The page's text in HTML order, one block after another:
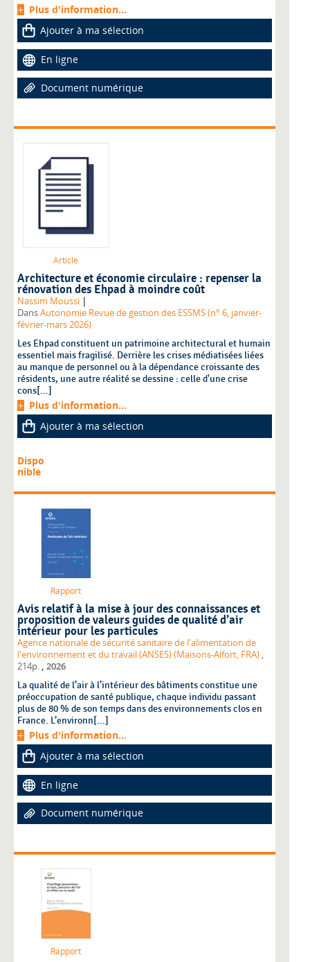
Plus d'information...
Ajouter à ma sélection
En ligne
Document numérique
Article
Architecture et économie circulaire : repenser la
rénovation des Ehpad à moindre coût
Nassim Moussi |
DansAutonomie Revue de gestion des ESSMS (n° 6, janvier-
février-mars 2026)
Les Ehpad constituent un patrimoine architectural et humain
essentiel mais fragilisé. Derrière les crises médiatisées liées
au manque de personnel ou à la dépendance croissante des
résidents, une autre réalité se dessine : celle d'une crise
cons[...]
Plus d'information...
Ajouter à ma sélection
Dispo
nible
Rapport
Avis relatif à la mise à jour des connaissances et
proposition de valeurs guides de qualité d’air
intérieur pour les particules
Agence nationale de sécurité sanitaire de l'alimentation de
l'environnement et du travail (ANSES) (Maisons-Alfort, FRA) ,
214p. , 2026
La qualité de l’air à l’intérieur des bâtiments constitue une
préoccupation de santé publique, chaque individu passant
plus de 80 % de son temps dans des environnements clos en
France. L’environn[...]
Plus d'information...
Ajouter à ma sélection
En ligne
Document numérique
Rapport